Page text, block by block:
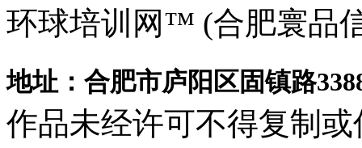
环球培训网™ (合肥寰品
地址：合肥市庐阳区固镇路
作品未经许可不得复制或